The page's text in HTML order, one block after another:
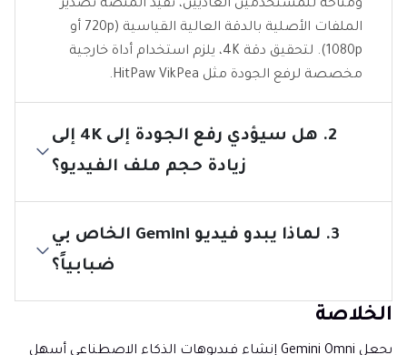
ومتاحة للمستخدمين العاديين، تقيد المنصة تصدير
الملفات الأصلية بالدقة العالية القياسية (720p أو
1080p). لتحقيق دقة 4K، يلزم استخدام أداة خارجية
مخصصة لرفع الجودة مثل HitPaw VikPea.
2. هل سيؤدي رفع الجودة إلى 4K إلى
زيادة حجم ملف الفيديو؟
3. لماذا يبدو فيديو Gemini الخاص بي
ضبابياً؟
الخلاصة
يجعل Gemini Omni إنشاء فيديوهات الذكاء الاصطناعي أسهل